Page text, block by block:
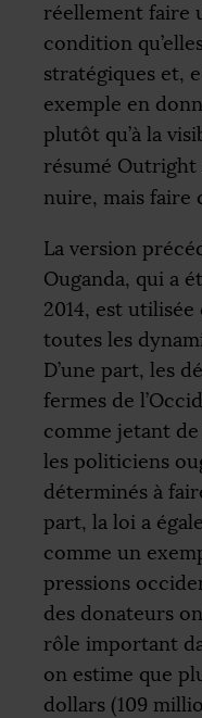
réellement faire
condition
stratégiques et,
exemple en
plutôt qu’à la
résumé
nuire, mais faire
La version
Ouganda, qui a
2014, est
toutes les
D’une part, les
fermes de
comme jetant
les politiciens
déterminés à
part, la loi a
comme un
pressions
des donateurs
rôle important
on estime que
dollars (109